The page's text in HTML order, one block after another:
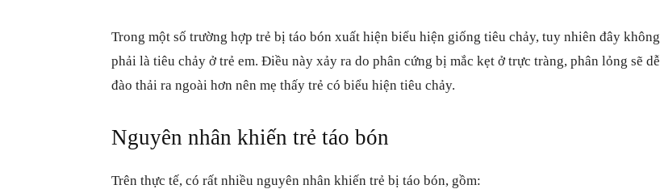
Trong một số trường hợp trẻ bị táo bón xuất hiện biểu hiện giống tiêu chảy, tuy nhiên đây không
phải là tiêu chảy ở trẻ em. Điều này xảy ra do phân cứng bị mắc kẹt ở trực tràng, phân lỏng sẽ dễ
đào thải ra ngoài hơn nên mẹ thấy trẻ có biểu hiện tiêu chảy.
Nguyên nhân khiến trẻ táo bón
Trên thực tế, có rất nhiều nguyên nhân khiến trẻ bị táo bón, gồm: